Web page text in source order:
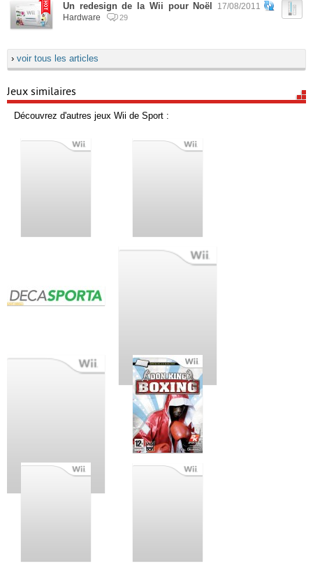
Un redesign de la Wii pour Noël
17/08/2011
Hardware
29
› voir tous les articles
Jeux similaires
Découvrez d'autres jeux Wii de Sport :